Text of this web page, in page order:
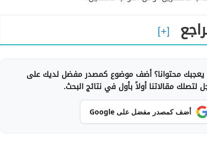
محتوانا؟ أضف موضوع كمصدر مفضل لديك على
لتصلك مقالاتنا أولاً بأول في نتائج البحث.
أضف كمصدر مفضل على Google